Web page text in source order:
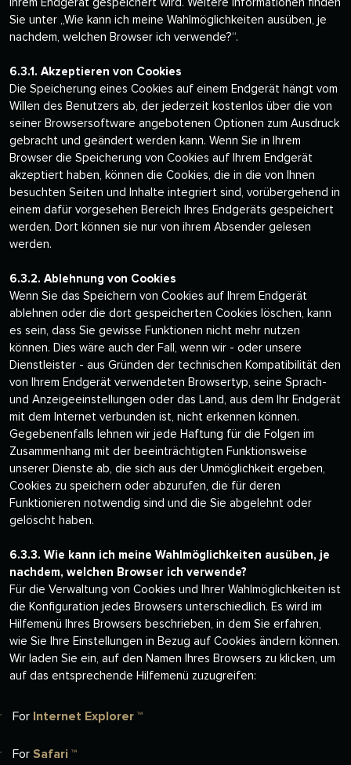
Ihrem Endgerät gespeichert wird. Weitere Informationen finden
Sie unter „Wie kann ich meine Wahlmöglichkeiten ausüben, je
nachdem, welchen Browser ich verwende?“.
6.3.1. Akzeptieren von Cookies
Die Speicherung eines Cookies auf einem Endgerät hängt vom
Willen des Benutzers ab, der jederzeit kostenlos über die von
seiner Browsersoftware angebotenen Optionen zum Ausdruck
gebracht und geändert werden kann. Wenn Sie in Ihrem
Browser die Speicherung von Cookies auf Ihrem Endgerät
akzeptiert haben, können die Cookies, die in die von Ihnen
besuchten Seiten und Inhalte integriert sind, vorübergehend in
einem dafür vorgesehen Bereich Ihres Endgeräts gespeichert
werden. Dort können sie nur von ihrem Absender gelesen
werden.
6.3.2. Ablehnung von Cookies
Wenn Sie das Speichern von Cookies auf Ihrem Endgerät
ablehnen oder die dort gespeicherten Cookies löschen, kann
es sein, dass Sie gewisse Funktionen nicht mehr nutzen
können. Dies wäre auch der Fall, wenn wir - oder unsere
Dienstleister - aus Gründen der technischen Kompatibilität den
von Ihrem Endgerät verwendeten Browsertyp, seine Sprach-
und Anzeigeeinstellungen oder das Land, aus dem Ihr Endgerät
mit dem Internet verbunden ist, nicht erkennen können.
Gegebenenfalls lehnen wir jede Haftung für die Folgen im
Zusammenhang mit der beeinträchtigten Funktionsweise
unserer Dienste ab, die sich aus der Unmöglichkeit ergeben,
Cookies zu speichern oder abzurufen, die für deren
Funktionieren notwendig sind und die Sie abgelehnt oder
gelöscht haben.
6.3.3. Wie kann ich meine Wahlmöglichkeiten ausüben, je
nachdem, welchen Browser ich verwende?
Für die Verwaltung von Cookies und Ihrer Wahlmöglichkeiten ist
die Konfiguration jedes Browsers unterschiedlich. Es wird im
Hilfemenü Ihres Browsers beschrieben, in dem Sie erfahren,
wie Sie Ihre Einstellungen in Bezug auf Cookies ändern können.
Wir laden Sie ein, auf den Namen Ihres Browsers zu klicken, um
auf das entsprechende Hilfemenü zuzugreifen:
For Internet Explorer ™
For Safari ™